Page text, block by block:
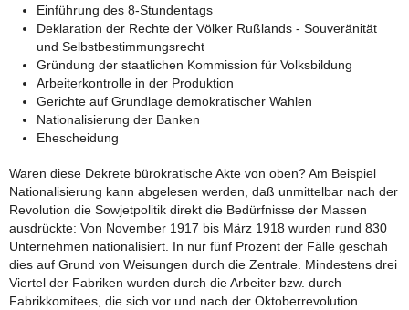
Einführung des 8-Stundentags
Deklaration der Rechte der Völker Rußlands - Souveränität
und Selbstbestimmungsrecht
Gründung der staatlichen Kommission für Volksbildung
Arbeiterkontrolle in der Produktion
Gerichte auf Grundlage demokratischer Wahlen
Nationalisierung der Banken
Ehescheidung
Waren diese Dekrete bürokratische Akte von oben? Am Beispiel
Nationalisierung kann abgelesen werden, daß unmittelbar nach der
Revolution die Sowjetpolitik direkt die Bedürfnisse der Massen
ausdrückte: Von November 1917 bis März 1918 wurden rund 830
Unternehmen nationalisiert. In nur fünf Prozent der Fälle geschah
dies auf Grund von Weisungen durch die Zentrale. Mindestens drei
Viertel der Fabriken wurden durch die Arbeiter bzw. durch
Fabrikkomitees, die sich vor und nach der Oktoberrevolution